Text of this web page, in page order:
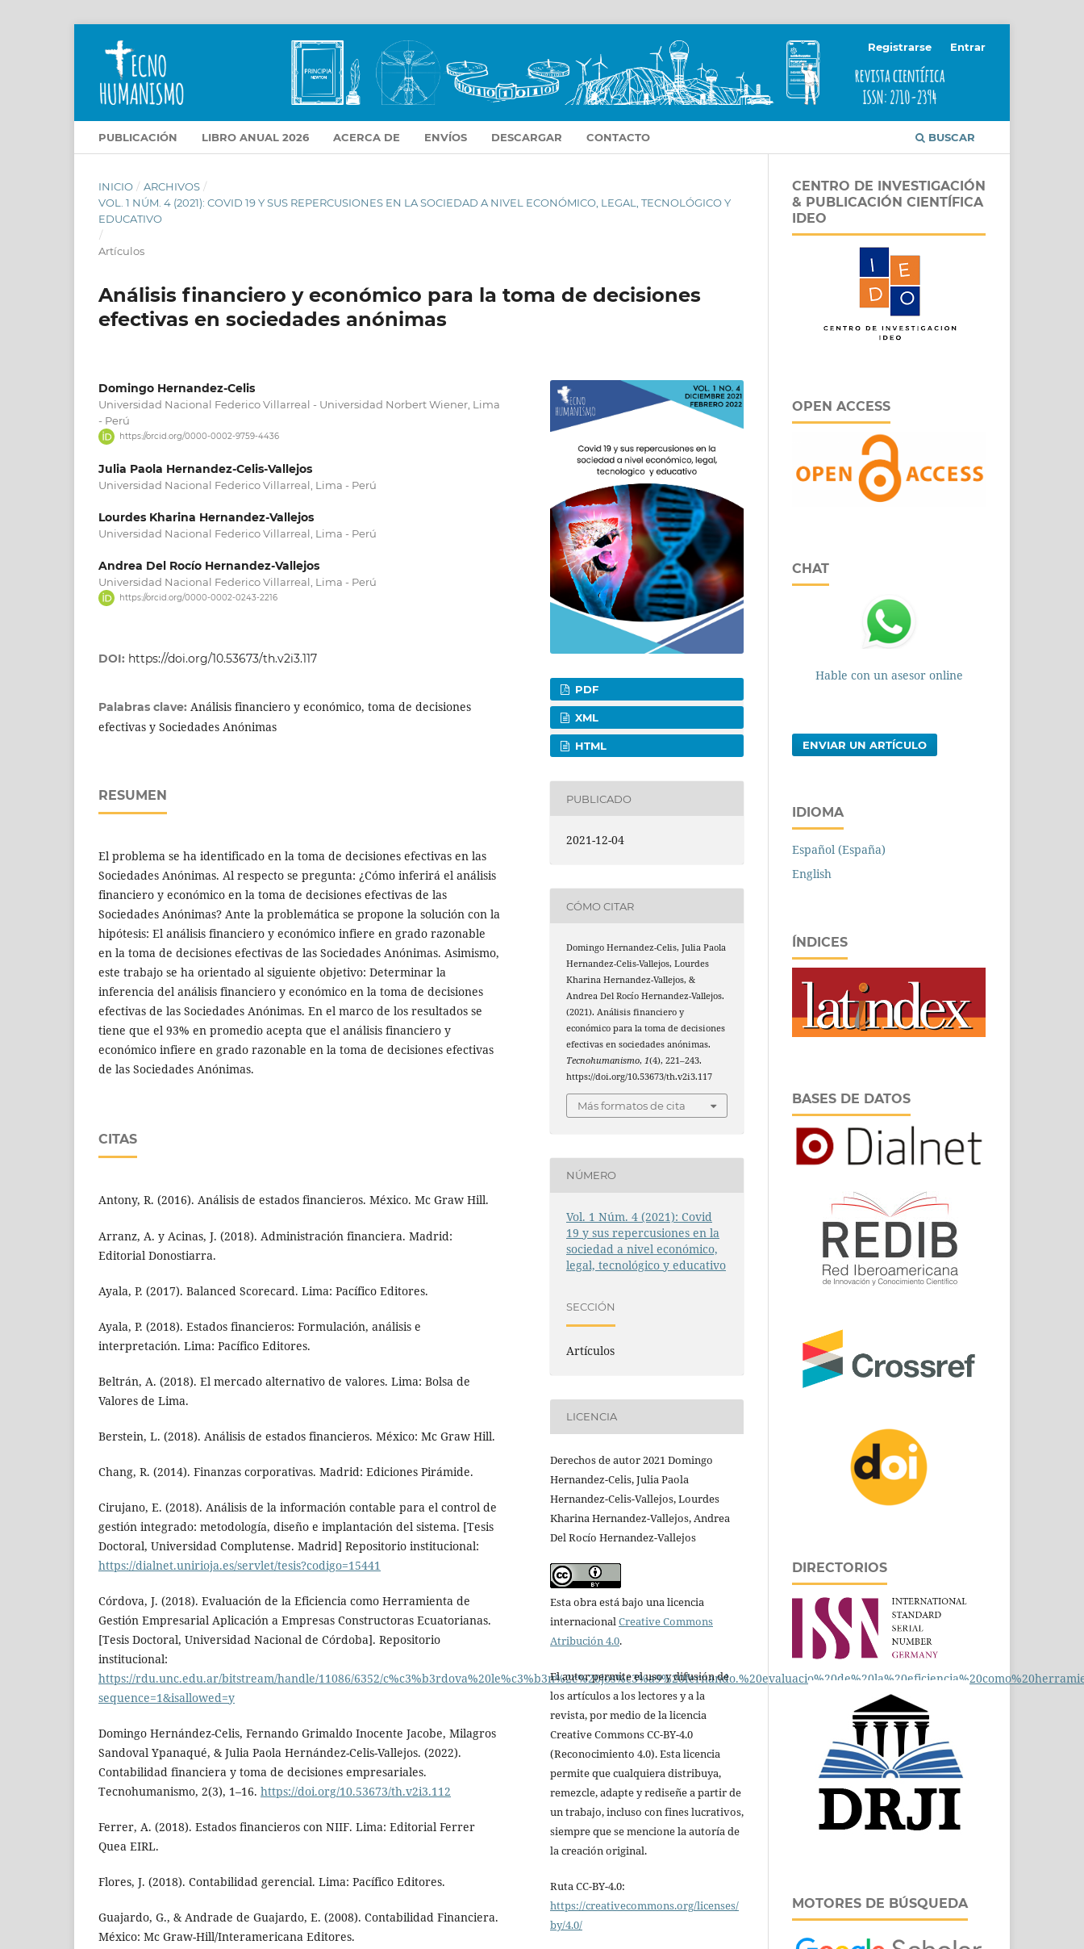
PUBLICACIÓN LIBRO ANUAL 2026 ACERCA DE ENVÍOS DESCARGAR CONTACTO BUSCAR
Registrarse Entrar
INICIO / ARCHIVOS /
VOL. 1 NÚM. 4 (2021): COVID 19 Y SUS REPERCUSIONES EN LA SOCIEDAD A NIVEL ECONÓMICO, LEGAL, TECNOLÓGICO Y
EDUCATIVO
/
Artículos
Análisis financiero y económico para la toma de decisiones
efectivas en sociedades anónimas
Domingo Hernandez-Celis
Universidad Nacional Federico Villarreal - Universidad Norbert Wiener, Lima
- Perú
https://orcid.org/0000-0002-9759-4436
Julia Paola Hernandez-Celis-Vallejos
Universidad Nacional Federico Villarreal, Lima - Perú
Lourdes Kharina Hernandez-Vallejos
Universidad Nacional Federico Villarreal, Lima - Perú
Andrea Del Rocío Hernandez-Vallejos
Universidad Nacional Federico Villarreal, Lima - Perú
https://orcid.org/0000-0002-0243-2216
DOI: https://doi.org/10.53673/th.v2i3.117
Palabras clave: Análisis financiero y económico, toma de decisiones
efectivas y Sociedades Anónimas
RESUMEN
El problema se ha identificado en la toma de decisiones efectivas en las
Sociedades Anónimas. Al respecto se pregunta: ¿Cómo inferirá el análisis
financiero y económico en la toma de decisiones efectivas de las
Sociedades Anónimas? Ante la problemática se propone la solución con la
hipótesis: El análisis financiero y económico infiere en grado razonable
en la toma de decisiones efectivas de las Sociedades Anónimas. Asimismo,
este trabajo se ha orientado al siguiente objetivo: Determinar la
inferencia del análisis financiero y económico en la toma de decisiones
efectivas de las Sociedades Anónimas. En el marco de los resultados se
tiene que el 93% en promedio acepta que el análisis financiero y
económico infiere en grado razonable en la toma de decisiones efectivas
de las Sociedades Anónimas.
CITAS
Antony, R. (2016). Análisis de estados financieros. México. Mc Graw Hill.
Arranz, A. y Acinas, J. (2018). Administración financiera. Madrid:
Editorial Donostiarra.
Ayala, P. (2017). Balanced Scorecard. Lima: Pacífico Editores.
Ayala, P. (2018). Estados financieros: Formulación, análisis e
interpretación. Lima: Pacífico Editores.
Beltrán, A. (2018). El mercado alternativo de valores. Lima: Bolsa de
Valores de Lima.
Berstein, L. (2018). Análisis de estados financieros. México: Mc Graw Hill.
Chang, R. (2014). Finanzas corporativas. Madrid: Ediciones Pirámide.
Cirujano, E. (2018). Análisis de la información contable para el control de
gestión integrado: metodología, diseño e implantación del sistema. [Tesis
Doctoral, Universidad Complutense. Madrid] Repositorio institucional:
https://dialnet.unirioja.es/servlet/tesis?codigo=15441
Córdova, J. (2018). Evaluación de la Eficiencia como Herramienta de
Gestión Empresarial Aplicación a Empresas Constructoras Ecuatorianas.
[Tesis Doctoral, Universidad Nacional de Córdoba]. Repositorio
institucional:
https://rdu.unc.edu.ar/bitstream/handle/11086/6352/
sequence=1&isallowed=y
Domingo Hernández-Celis, Fernando Grimaldo Inocente Jacobe, Milagros
Sandoval Ypanaqué, & Julia Paola Hernández-Celis-Vallejos. (2022).
Contabilidad financiera y toma de decisiones empresariales.
Tecnohumanismo, 2(3), 1–16. https://doi.org/10.53673/th.v2i3.112
Ferrer, A. (2018). Estados financieros con NIIF. Lima: Editorial Ferrer
Quea EIRL.
Flores, J. (2018). Contabilidad gerencial. Lima: Pacífico Editores.
Guajardo, G., & Andrade de Guajardo, E. (2008). Contabilidad Financiera.
México: Mc Graw-Hill/Interamericana Editores.
PDF
XML
HTML
PUBLICADO
2021-12-04
CÓMO CITAR
Domingo Hernandez-Celis, Julia Paola
Hernandez-Celis-Vallejos, Lourdes
Kharina Hernandez-Vallejos, &
Andrea Del Rocío Hernandez-Vallejos.
(2021). Análisis financiero y
económico para la toma de decisiones
efectivas en sociedades anónimas.
Tecnohumanismo,1(4), 221–243.
https://doi.org/10.53673/th.v2i3.117
Más formatos de cita
NÚMERO
Vol. 1 Núm. 4 (2021): Covid
19 y sus repercusiones en la
sociedad a nivel económico,
legal, tecnológico y educativo
SECCIÓN
Artículos
LICENCIA
Derechos de autor 2021 Domingo
Hernandez-Celis, Julia Paola
Hernandez-Celis-Vallejos, Lourdes
Kharina Hernandez-Vallejos, Andrea
Del Rocío Hernandez-Vallejos
Esta obra está bajo una licencia
internacionalCreative Commons
Atribución 4.0.
El autor permite el uso y difusión de
los artículos a los lectores y a la
revista, por medio de la licencia
Creative Commons CC-BY-4.0
(Reconocimiento 4.0). Esta licencia
permite que cualquiera distribuya,
remezcle, adapte y rediseñe a partir de
un trabajo, incluso con fines lucrativos,
siempre que se mencione la autoría de
la creación original.
Ruta CC-BY-4.0:
https://creativecommons.org/licenses/
by/4.0/
CENTRO DE INVESTIGACIÓN
& PUBLICACIÓN CIENTÍFICA
IDEO
OPEN ACCESS
CHAT
Hable con un asesor online
ENVIAR UN ARTÍCULO
IDIOMA
Español (España)
English
ÍNDICES
BASES DE DATOS
DIRECTORIOS
MOTORES DE BÚSQUEDA